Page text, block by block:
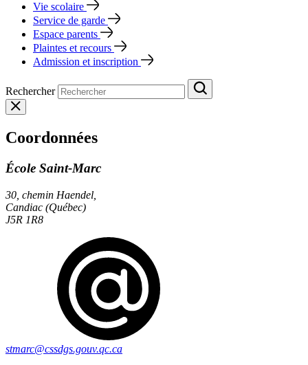
Vie scolaire
Service de garde
Espace parents
Plaintes et recours
Admission et inscription
Rechercher
Coordonnées
École Saint-Marc
30, chemin Haendel,
Candiac (Québec)
J5R 1R8
stmarc@cssdgs.gouv.qc.ca